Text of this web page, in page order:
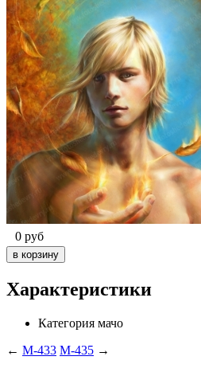
0 руб
Характеристики
Категория мачо
← M-433 M-435 →